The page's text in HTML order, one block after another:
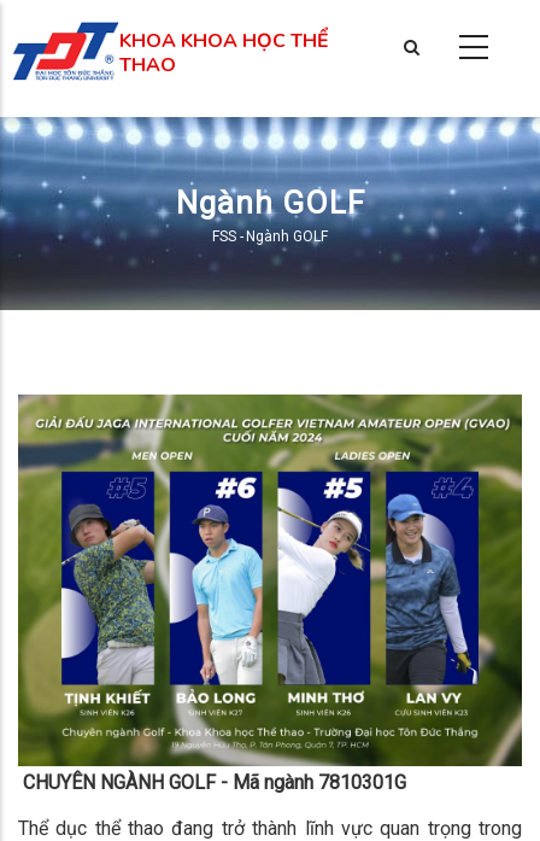
đến
nội
dung
KHOA KHOA HỌC THỂ
THAO
Ngành GOLF
Breadcrumb
FSS - Ngành GOLF
CHUYÊN NGÀNH GOLF - Mã ngành 7810301G
Thể dục thể thao đang trở thành lĩnh vực quan trọng trong